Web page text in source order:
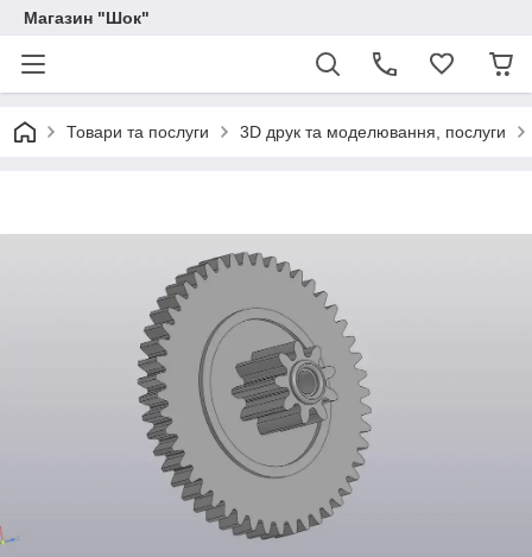
Магазин "Шок"
Товари та послуги 3D друк та моделювання, послуги